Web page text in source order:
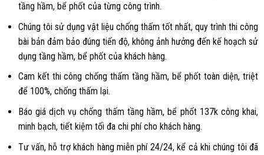
tầng hầm, bể phốt của từng công trình.
Chúng tôi sử dụng vật liệu chống thấm tốt nhất, quy trình thi công
bài bản đảm bảo đúng tiến độ, không ảnh hưởng đến kế hoạch sử
dụng tầng hầm, bể phốt của khách hàng.
Cam kết thi công chống thấm tầng hầm, bể phốt toàn diện, triệt
để 100%, chống thấm lại.
Báo giá dịch vụ chống thấm tầng hầm, bể phốt 137k công khai,
minh bạch, tiết kiệm tối đa chi phí cho khách hàng.
Tư vấn, hỗ trợ khách hàng miễn phí 24/24, kể cả khi chúng tôi đã